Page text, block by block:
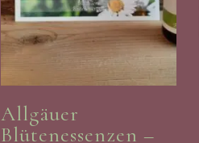
Allgäuer
Blütenessenzen –